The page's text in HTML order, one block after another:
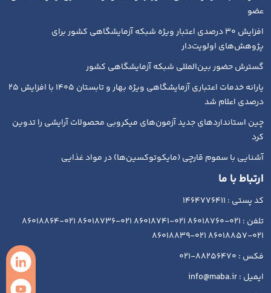
عضو
افزایش ۳۰ درصدی اعتبار ویژه شبکه آزمایشگاهی کشور برای
پژوهش‌های اولویت‌دار
گسترش حضور بین‌المللی شبکه آزمایشگاهی کشور
یارانه خدمات اعتباری آزمایشگاهی ویژه بهار و تابستان ۱۴۰۵ با افزایش ۲۵
درصدی اعلام شد
چین استانداردهای جدید آزمون‌های میکروبی محصولات آرایشی را تدوین
کرد
آشنایی با سموم قارچی (مایکوتوکسین‌ها) در مواد غذایی
ارتباط با ما
کد پستی : 1464776411
تلفن : 021-86018760 021-86018741 021-86018736 021-86018864
021-86018857 021-86018839
فکس : 88256470-021
ایمیل : info@maba.ir